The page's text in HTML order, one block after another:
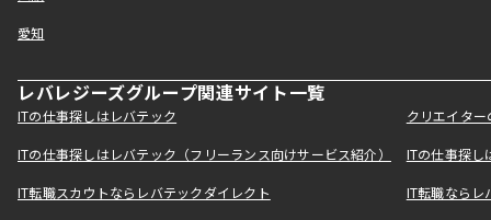
愛知
レバレジーズグループ関連サイト一覧
ITの仕事探しはレバテック クリエイタ
ITの仕事探しはレバテック（フリーランス向けサービス紹介） ITの仕事探
IT転職スカウトならレバテックダイレクト IT転職なら